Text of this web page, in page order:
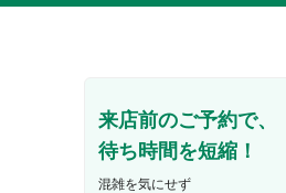
リストでいつでも簡単に比較が
めにCookie機能を有効にしてください。
来店前のご予約で、
待ち時間を短縮！
混雑を気にせず